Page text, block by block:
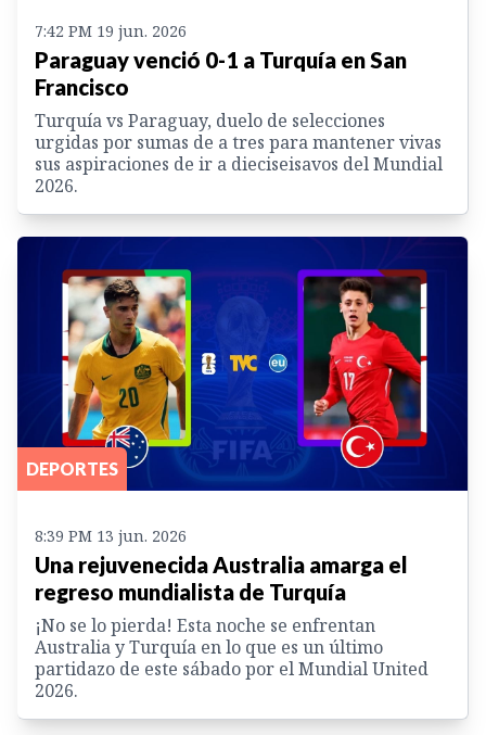
7:42 PM 19 jun. 2026
Paraguay venció 0-1 a Turquía en San
Francisco
Turquía vs Paraguay, duelo de selecciones
urgidas por sumas de a tres para mantener vivas
sus aspiraciones de ir a dieciseisavos del Mundial
2026.
DEPORTES
8:39 PM 13 jun. 2026
Una rejuvenecida Australia amarga el
regreso mundialista de Turquía
¡No se lo pierda! Esta noche se enfrentan
Australia y Turquía en lo que es un último
partidazo de este sábado por el Mundial United
2026.